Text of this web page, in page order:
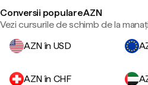
Conversii populare AZN
Vezi cursurile de schimb de la
AZN în USD
AZN în CHF